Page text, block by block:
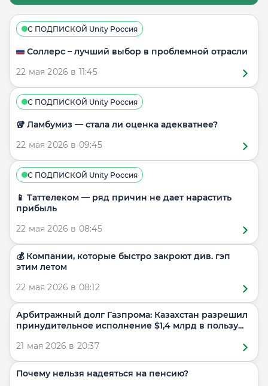
С ПОДПИСКОЙ Unity Россия
🇷🇺 Соллерс – лучший выбор в проблемной отрасли
22 мая 2026 в 11:45
С ПОДПИСКОЙ Unity Россия
🥡 Ламбумиз — стала ли оценка адекватнее?
22 мая 2026 в 09:45
С ПОДПИСКОЙ Unity Россия
📱 Таттелеком — ряд причин не дает нарастить
прибыль
22 мая 2026 в 08:45
💰 Компании, которые быстро закроют див. гэп
этим летом
22 мая 2026 в 08:12
Арбитражный долг Газпрома: Казахстан разрешил
принудительное исполнение $1,4 млрд в пользу...
21 мая 2026 в 20:37
Почему нельзя надеяться на пенсию?